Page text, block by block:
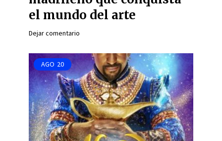
el mundo del arte
Dejar comentario
AGO 20